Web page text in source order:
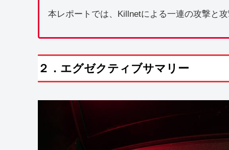
本レポートでは、Killnetによる一連の攻撃と
２．エグゼクティブサマリー